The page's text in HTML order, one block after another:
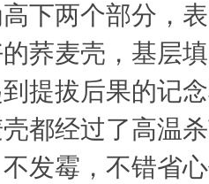
下两个部分，
荞麦壳，基层
提拔后果的记
都经过了高温
发霉，不错省